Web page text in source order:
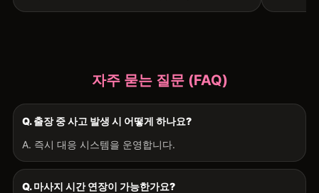
자주 묻는 질문 (FAQ)
Q. 출장 중 사고 발생 시 어떻게 하나요?
A. 즉시 대응 시스템을 운영합니다.
Q. 마사지 시간 연장이 가능한가요?